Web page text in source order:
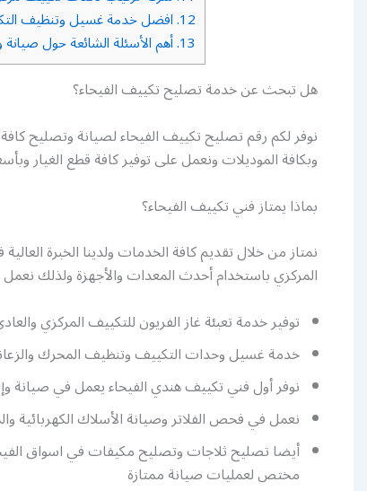
12. افضل خدمة غسيل وتنظيف
13. أهم الأسئلة الشائعة حول
هل تبحث عن خدمة تصليح تكييف الفيحاء؟
نوفر لكم رقم تصليح تكييف الفيحاء لصيانة وتصليح
وبكافة الموديلات ونعمل على توفير كافة قطع الغيار
بماذا يمتاز فني تكييف الفيحاء؟
نمتاز من خلال تقديم كافة الخدمات ولدينا الخبرة
المركزي باستخدام أحدث المعدات والأجهزة ولذلك
توفير خدمة تعبئة غاز الفريون للتكييف المركزي
خدمة غسيل وحدات التكييف وتنظيف المحرك
نوفر أول فني تكييف هندي الفيحاء يعمل في صيانة
نعمل في فحص الفلاتر وصيانة الأسلاك الكهربائية
أيضا تصليح ثلاجات وتصليح مكيفات في اسواق
مختص لعمليات صيانة ممتازة